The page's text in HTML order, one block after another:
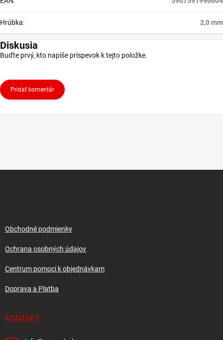
Hrúbka: 2,0 mm
Diskusia
Buďte prvý, kto napíše príspevok k tejto položke.
Pridať komentár
Obchodné podmienky
Ochrana osobných údajov
Centrum pomoci k objednávkam
Doprava a Platba
KONTAKT